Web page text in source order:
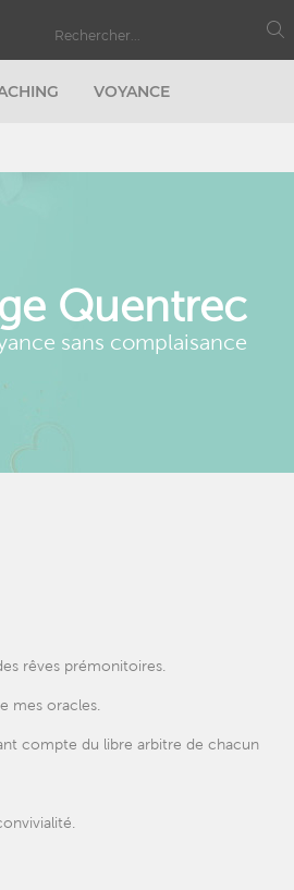
VOYANCE
Quentrec
sans complaisance
rêves prémonitoires.
mes oracles.
compte du libre arbitre de chacun